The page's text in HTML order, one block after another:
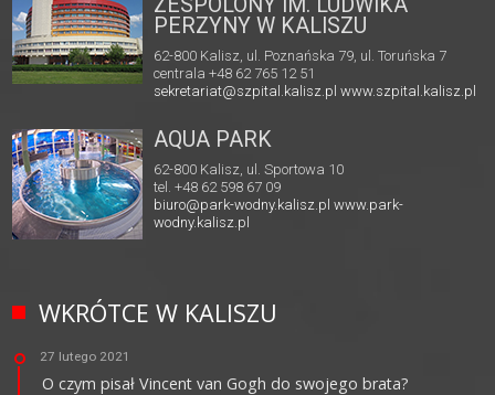
PERZYNY W KALISZU
62-800 Kalisz, ul. Poznańska 79, ul. Toruńska 7
centrala +48 62 765 12 51
sekretariat@szpital.kalisz.pl www.szpital.kalisz.pl
AQUA PARK
62-800 Kalisz, ul. Sportowa 10
tel. +48 62 598 67 09
biuro@park-wodny.kalisz.pl www.park-
wodny.kalisz.pl
WKRÓTCE W KALISZU
27 lutego 2021
O czym pisał Vincent van Gogh do swojego brata?